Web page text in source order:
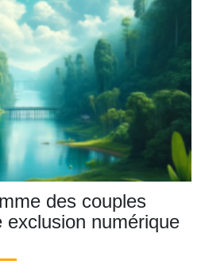
des couples
exclusion numérique